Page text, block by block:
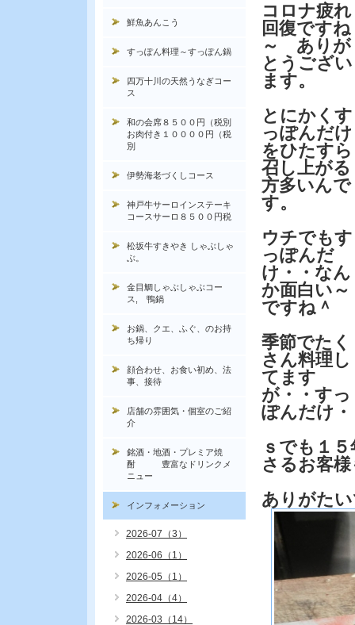
コロナ疲れ
回復ですね
～ ありが
とうござい
ます。
とにかくす
っぽんだけ
をひたすら
召し上がる
方多いんで
す。
ウチでもす
っぽんだ
け・・なん
か面白い～
ですね＾
季節でたく
さん料理し
てます
が・・すっ
ぽんだけ
ｓでも１
さるお客
ありがた
鮮魚あんこう
すっぽん料理～すっぽん鍋
四万十川の天然うなぎコー
ス
和の会席８５００円（税別
お肉付き１００００円（税
別
伊勢海老づくしコース
神戸牛サーロインステーキ
コースサーロ８５００円税
松坂牛すきやき しゃぶしゃ
ぶ。
金目鯛しゃぶしゃぶコー
ス, 鴨鍋
お鍋、クエ、ふぐ、のお持
ち帰り
顔合わせ、お食い初め、法
事、接待
店舗の雰囲気・個室のご紹
介
銘酒・地酒・プレミア焼
酎 豊富なドリンクメ
ニュー
インフォメーション
2026-07（3）
2026-06（1）
2026-05（1）
2026-04（4）
2026-03（14）